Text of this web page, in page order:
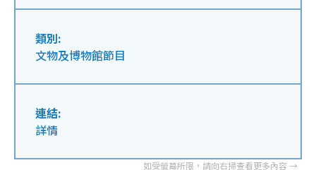
類別:
文物及博物館節目
連結:
詳情